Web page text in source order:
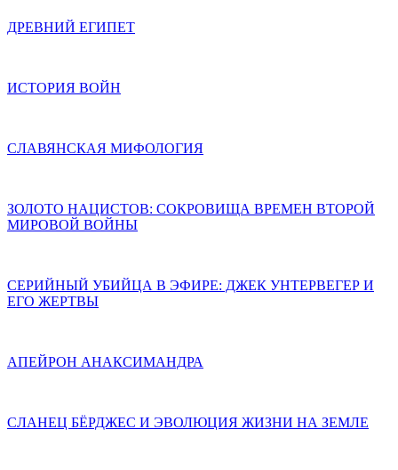
ДРЕВНИЙ ЕГИПЕТ
ИСТОРИЯ ВОЙН
СЛАВЯНСКАЯ МИФОЛОГИЯ
ЗОЛОТО НАЦИСТОВ: СОКРОВИЩА ВРЕМЕН ВТОРОЙ
МИРОВОЙ ВОЙНЫ
СЕРИЙНЫЙ УБИЙЦА В ЭФИРЕ: ДЖЕК УНТЕРВЕГЕР И
ЕГО ЖЕРТВЫ
АПЕЙРОН АНАКСИМАНДРА
СЛАНЕЦ БЁРДЖЕС И ЭВОЛЮЦИЯ ЖИЗНИ НА ЗЕМЛЕ